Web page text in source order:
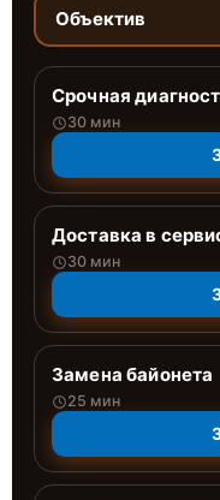
Объектив
Срочная
30 мин
Доставка в
30 мин
Замена байонета
25 мин